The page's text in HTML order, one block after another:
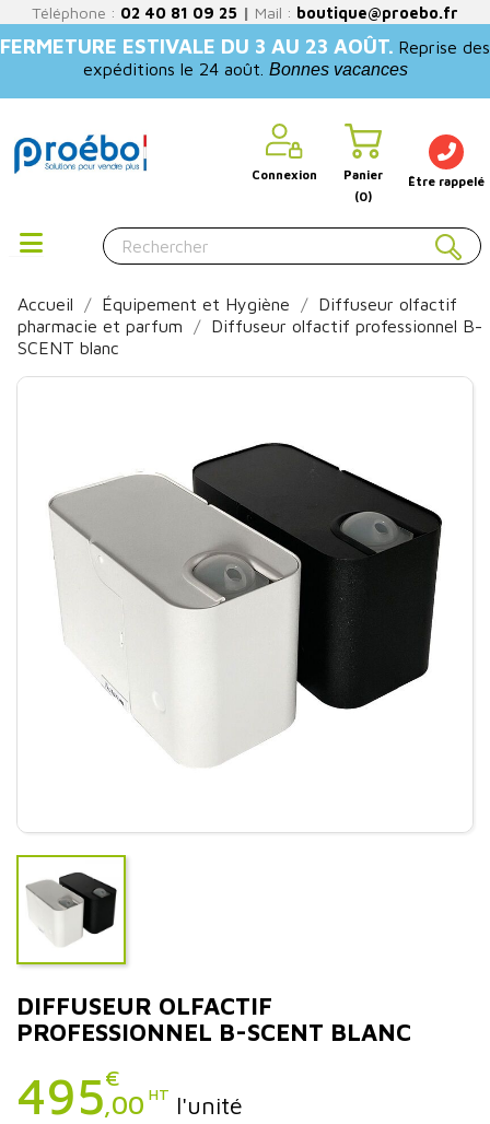
Téléphone : 02 40 81 09 25 | Mail : boutique@proebo.fr
FERMETURE ESTIVALE DU 3 AU 23 AOÛT. Reprise des
expéditions le 24 août. Bonnes vacances
Connexion
Panier
(0)
Être rappelé
Accueil Équipement et Hygiène
Diffuseur olfactif
pharmacie et parfum
Diffuseur olfactif professionnel B-
SCENT blanc
DIFFUSEUR OLFACTIF
PROFESSIONNEL B-SCENT BLANC
495€
,00 HT l'unité